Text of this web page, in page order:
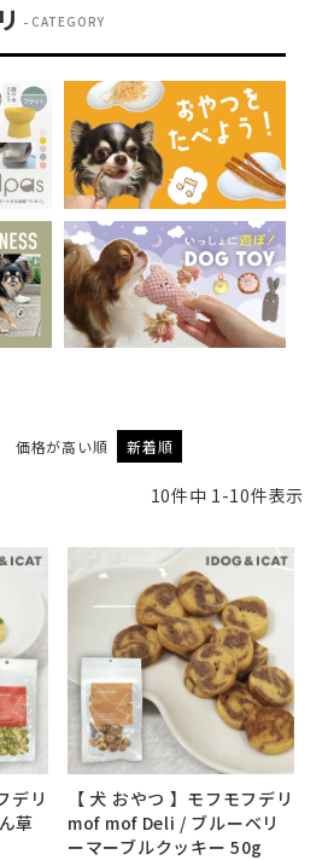
CATEGORY
価格が高い順 新着順
10件中 1 -10件表示
デリ
草
【 犬 おやつ 】モフモフデリ
mof mof Deli / ブルーベリ
ーマーブルクッキー 50g